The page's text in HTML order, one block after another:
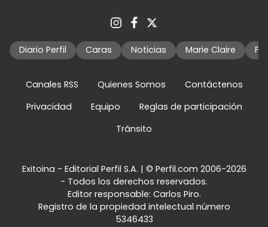
Diario Perfil Caras Noticias Marie Claire
Canales RSS Quienes Somos
Contáctenos
Privacidad
Equipo
Reglas de participación
Tránsito
Exitoina - Editorial Perfil S.A. | © Perfil.com 2006-2026
- Todos los derechos reservados.
Editor responsable: Carlos Piro.
Registro de la propiedad intelectual número
5346433